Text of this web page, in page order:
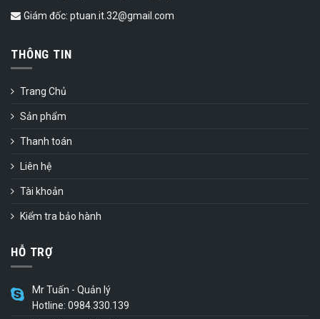
Giám đốc: ptuan.it.32@gmail.com
THÔNG TIN
Trang Chủ
Sản phẩm
Thanh toán
Liên hệ
Tài khoản
Kiểm tra bảo hành
HỖ TRỢ
Mr Tuấn - Quản lý
Hotline: 0984.330.139